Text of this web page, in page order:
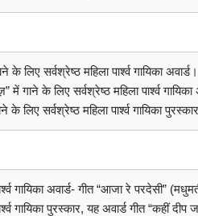
लिए सर्वश्रेष्ठ महिला पार्श्व गायिका अवार्ड।
में गाने के लिए सर्वश्रेष्ठ महिला पार्श्व गायिका
लिए सर्वश्रेष्ठ महिला पार्श्व गायिका
गायिका अवार्ड- गीत “आजा रे परदेसी”
गायिका पुरस्कार, यह अवार्ड गीत “कहीं